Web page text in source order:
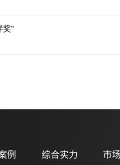
”
例 综合实力 市